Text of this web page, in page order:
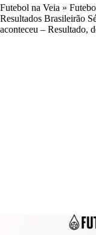
Futebol na Veia »
Resultados Brasileirão
aconteceu – Resultado,